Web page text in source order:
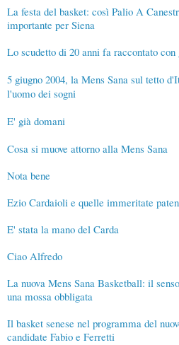
La festa del basket: così Palio A
importante per Siena
Lo scudetto di 20 anni fa raccontato
5 giugno 2004, la Mens Sana sul tetto
l'uomo dei sogni
E' già domani
Cosa si muove attorno alla Mens Sana
Nota bene
Ezio Cardaioli e quelle immeritate
E' stata la mano del Carda
Ciao Alfredo
La nuova Mens Sana Basketball: il
una mossa obbligata
Il basket senese nel programma del
candidate Fabio e Ferretti